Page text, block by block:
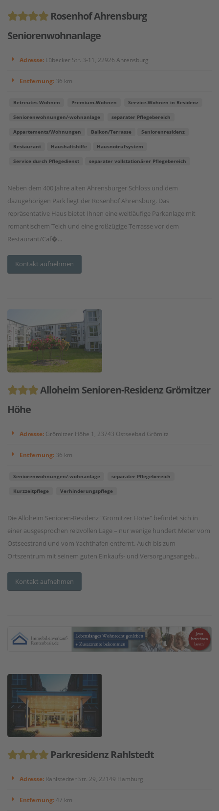
Rosenhof Ahrensburg
Seniorenwohnanlage
Adresse: Lübecker Str. 3-11, 22926 Ahrensburg
Entfernung: 36 km
Betreutes Wohnen Premium-Wohnen Service-Wohnen in Residenz
Seniorenwohnungen/-wohnanlage separater Pflegebereich
Appartements/Wohnungen Balkon/Terrasse Seniorenresidenz
Restaurant Haushaltshilfe Hausnotrufsystem
Service durch Pflegedienst separater vollstationärer Pflegebereich
Neben dem 400 Jahre alten Ahrensburger Schloss und dem
dazugehörigen Park liegt der Rosenhof Ahrensburg. Das
repräsentative Haus bietet Ihnen eine weitläufige Parkanlage mit
romantischem Teich und eine großzügige Terrasse vor dem
Restaurant/Caf�...
Kontakt aufnehmen
Alloheim Senioren-Residenz Grömitzer
Höhe
Adresse: Grömitzer Höhe 1, 23743 Ostseebad Grömitz
Entfernung: 36 km
Seniorenwohnungen/-wohnanlage separater Pflegebereich
Kurzzeitpflege Verhinderungspflege
Die Alloheim Senioren-Residenz "Grömitzer Höhe" befindet sich in
einer ausgesprochen reizvollen Lage – nur wenige hundert Meter vom
Ostseestrand und vom Yachthafen entfernt. Auch bis zum
Ortszentrum mit seinem guten Einkaufs- und Versorgungsangeb...
Kontakt aufnehmen
Parkresidenz Rahlstedt
Adresse: Rahlstedter Str. 29, 22149 Hamburg
Entfernung:47 km